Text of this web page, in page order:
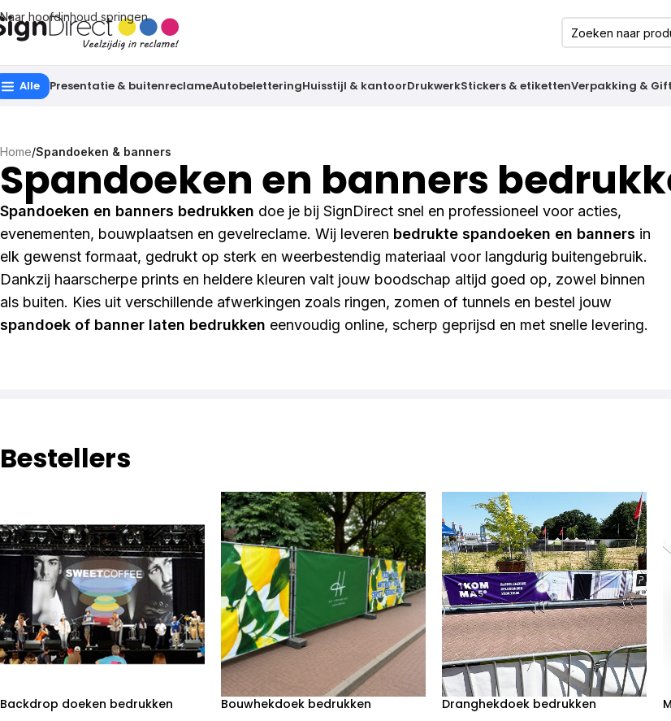
Naar hoofdinhoud springen
Alle Presentatie & buitenreclameAutobeletteringHuisstijl & kantoorDrukwerkStickers & etikettenVerpakking &
Home/Spandoeken & banners
Spandoeken en banners
Spandoeken en banners bedrukken doe je bij SignDirect snel en professioneel voor acties,
evenementen, bouwplaatsen en gevelreclame. Wij leveren bedrukte spandoeken en banners in
elk gewenst formaat, gedrukt op sterk en weerbestendig materiaal voor langdurig buitengebruik.
Dankzij haarscherpe prints en heldere kleuren valt jouw boodschap altijd goed op, zowel binnen
als buiten. Kies uit verschillende afwerkingen zoals ringen, zomen of tunnels en bestel jouw
spandoek of banner laten bedrukken eenvoudig online, scherp geprijsd en met snelle levering.
Bestellers
Backdrop doeken bedrukken Bouwhekdoek bedrukken Dranghekdoek bedrukken